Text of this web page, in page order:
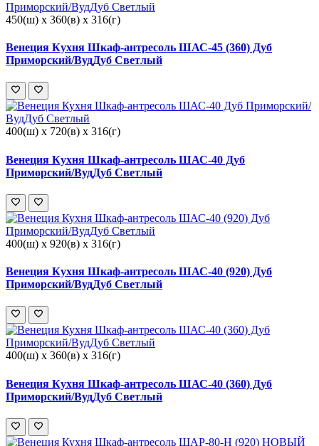
450(ш) x 360(в) x 316(г)
Венеция Кухня Шкаф-антресоль ШАС-45 (360) Дуб
Приморский/ВудДуб Светлый
400(ш) x 720(в) x 316(г)
Венеция Кухня Шкаф-антресоль ШАС-40 Дуб
Приморский/ВудДуб Светлый
400(ш) x 920(в) x 316(г)
Венеция Кухня Шкаф-антресоль ШАС-40 (920) Дуб
Приморский/ВудДуб Светлый
400(ш) x 360(в) x 316(г)
Венеция Кухня Шкаф-антресоль ШАС-40 (360) Дуб
Приморский/ВудДуб Светлый